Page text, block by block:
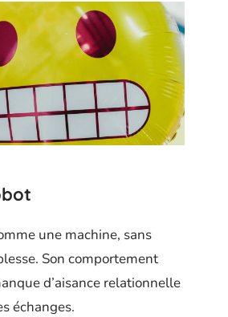
une machine, sans
Son comportement
d’aisance relationnelle
échanges.